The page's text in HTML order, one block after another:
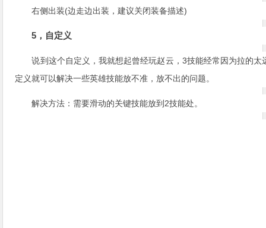
右侧出装(边走边出装，建议关闭装备描述)
5，自定义
说到这个自定义，我就想起曾经玩赵云，3技能经常因为拉的
定义就可以解决一些英雄技能放不准，放不出的问题。
解决方法：需要滑动的关键技能放到2技能处。